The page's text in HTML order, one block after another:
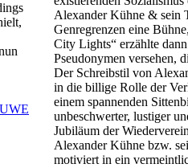
Alexander Kühne & sein
Genregrenzen eine
City Lights“ erzählte
Pseudonymen versehen,
Der Schreibstil von
in die billige Rolle der
einem spannenden
unbeschwerter, lustiger
Jubiläum der
Alexander Kühne bzw.
motiviert in ein